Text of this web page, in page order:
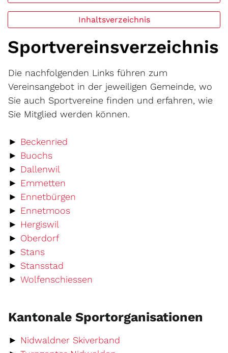
Inhaltsverzeichnis
Sportvereinsverzeichnis
Die nachfolgenden Links führen zum
Vereinsangebot in der jeweiligen Gemeinde, wo
Sie auch Sportvereine finden und erfahren, wie
Sie Mitglied werden können.
► Beckenried
► BuochsExterner Link wird in einem neuen
► Dallenwil
► Emmetten
► Ennetbürgen
► EnnetmoosExterner Link wird in einem neuen
► Hergiswil
► OberdorfExterner Link wird in einem neuen
► StansExterner Link wird in einem neuen
► Stansstad
► Wolfenschiessen
Kantonale Sportorganisationen
► Nidwaldner Skiverband